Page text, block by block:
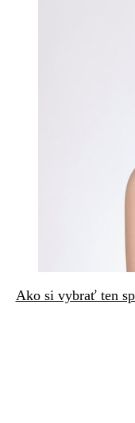
Ako si vybrať ten